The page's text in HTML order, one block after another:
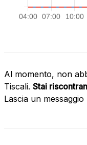
Al momento, non
Tiscali. Stai
Lascia un